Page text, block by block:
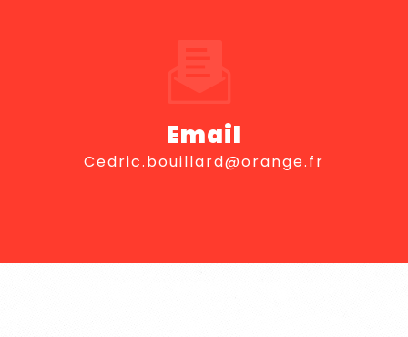
Email
cedric.bouillard@orange.fr